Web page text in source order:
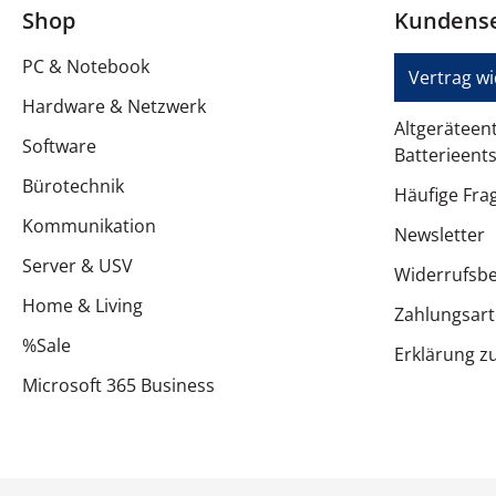
Merkmale
Sensoren
Anzeige
Typ
Bildschirmauflösung
Pixeldichte (ppi)
Always-On-Display (AOD)
Shop
PC & Notebook
Hardware & Netzwerk
Software
Bürotechnik
Kommunikation
Server & USV
Home & Living
%Sale
Microsoft 365 Business
Vertrag
Häufige
Newsletter
Erklärung